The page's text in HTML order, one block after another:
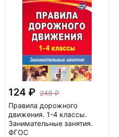
124
248
Правила дорожного
движения. 1-4 классы.
Занимательные занятия.
ФГОС